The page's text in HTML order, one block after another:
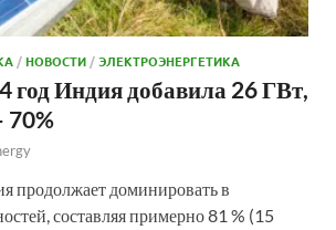
/НОВОСТИ/ЭЛЕКТРОЭНЕРГЕТИКА
год Индия добавила 26 ГВт,
70%
продолжает доминировать в
составляя примерно 81 % (15